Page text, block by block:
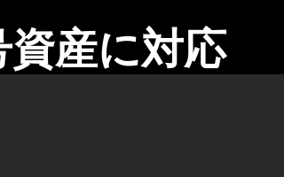
産に対応